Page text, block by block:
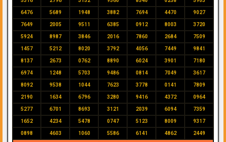
6476 5689 1948 3882 7694 4470 9027
7649 2005 9511 6385 0912 8003 3720
5924 8987 3846 2016 7860 2684 7509
1457 5212 8020 3792 4056 7449 9841
8137 2673 0762 8890 6024 3901 7180
6974 1248 5703 9486 0814 7049 3617
8092 9538 1044 7623 3778 0141 7809
2190 1634 6796 3280 9416 4372 0964
5277 6701 8693 3121 2039 6094 7359
1652 4234 5478 0747 5123 8009 9317
0898 4603 1060 5586 6141 4862 2449